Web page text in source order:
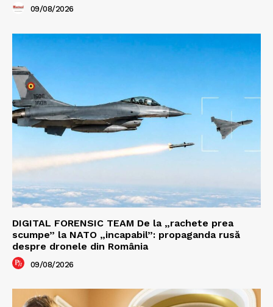
09/08/2026
DIGITAL FORENSIC TEAM De la „rachete prea
scumpe” la NATO „incapabil”: propaganda rusă
despre dronele din România
09/08/2026